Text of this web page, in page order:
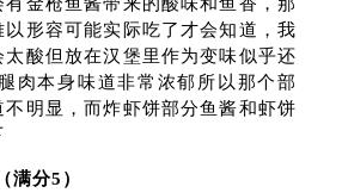
形容可能实际吃了才会知道，我
酸但放在汉堡里作为变味似乎还
肉本身味道非常浓郁所以那个部
明显，而炸虾饼部分鱼酱和虾饼
满分5）